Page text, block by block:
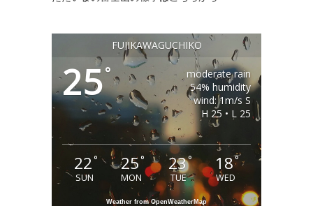
FUJIKAWAGUCHIKO
25°
moderate rain
54% humidity
wind: 1m/s S
H 25 • L 25
22°
SUN
25°
MON
23°
TUE
18°
WED
Weather from OpenWeatherMap